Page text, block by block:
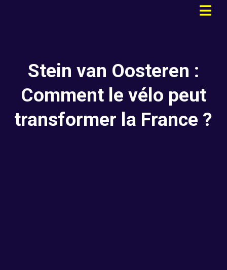
Stein van Oosteren :
Comment le vélo peut
transformer la France ?